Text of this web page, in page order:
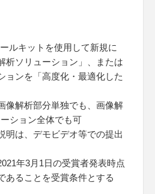
ルキットを使用して新規に
析ソリューション」、または
ョンを「高度化・最適化した
像解析部分単独でも、画像解
ション全体でも可
明は、デモビデオ等での提出
年3月1日の受賞者発表時点
あることを受賞条件とする